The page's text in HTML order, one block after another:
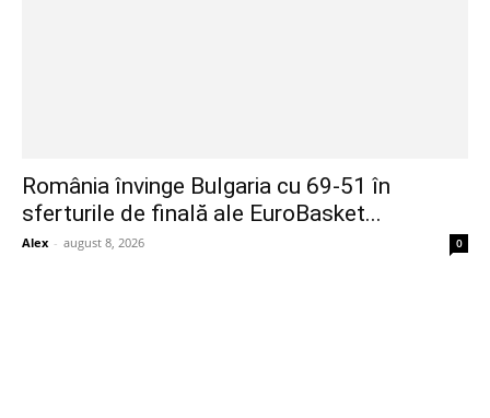
România învinge Bulgaria cu 69-51 în
sferturile de finală ale EuroBasket...
Alex - august 8, 2026 0